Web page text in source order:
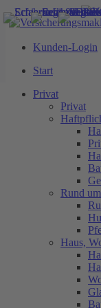
Kunden-Login
Start
Privat
Privat
Rund
Haus,
Rostock
Rostock für